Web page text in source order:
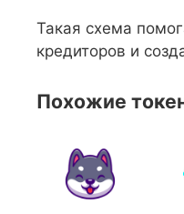
Такая схема
кредиторов и
Похожие